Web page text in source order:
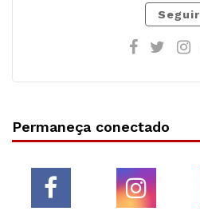
Seguir
Permaneça conectado